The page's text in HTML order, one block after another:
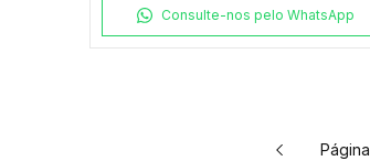
Consulte-nos pelo WhatsApp
Página